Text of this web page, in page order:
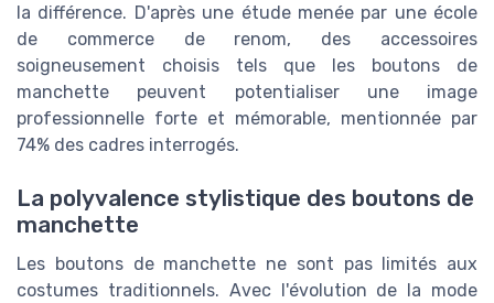
la différence. D'après une étude menée par une école
de commerce de renom, des accessoires
soigneusement choisis tels que les boutons de
manchette peuvent potentialiser une image
professionnelle forte et mémorable, mentionnée par
74% des cadres interrogés.
La polyvalence stylistique des boutons de
manchette
Les boutons de manchette ne sont pas limités aux
costumes traditionnels. Avec l'évolution de la mode